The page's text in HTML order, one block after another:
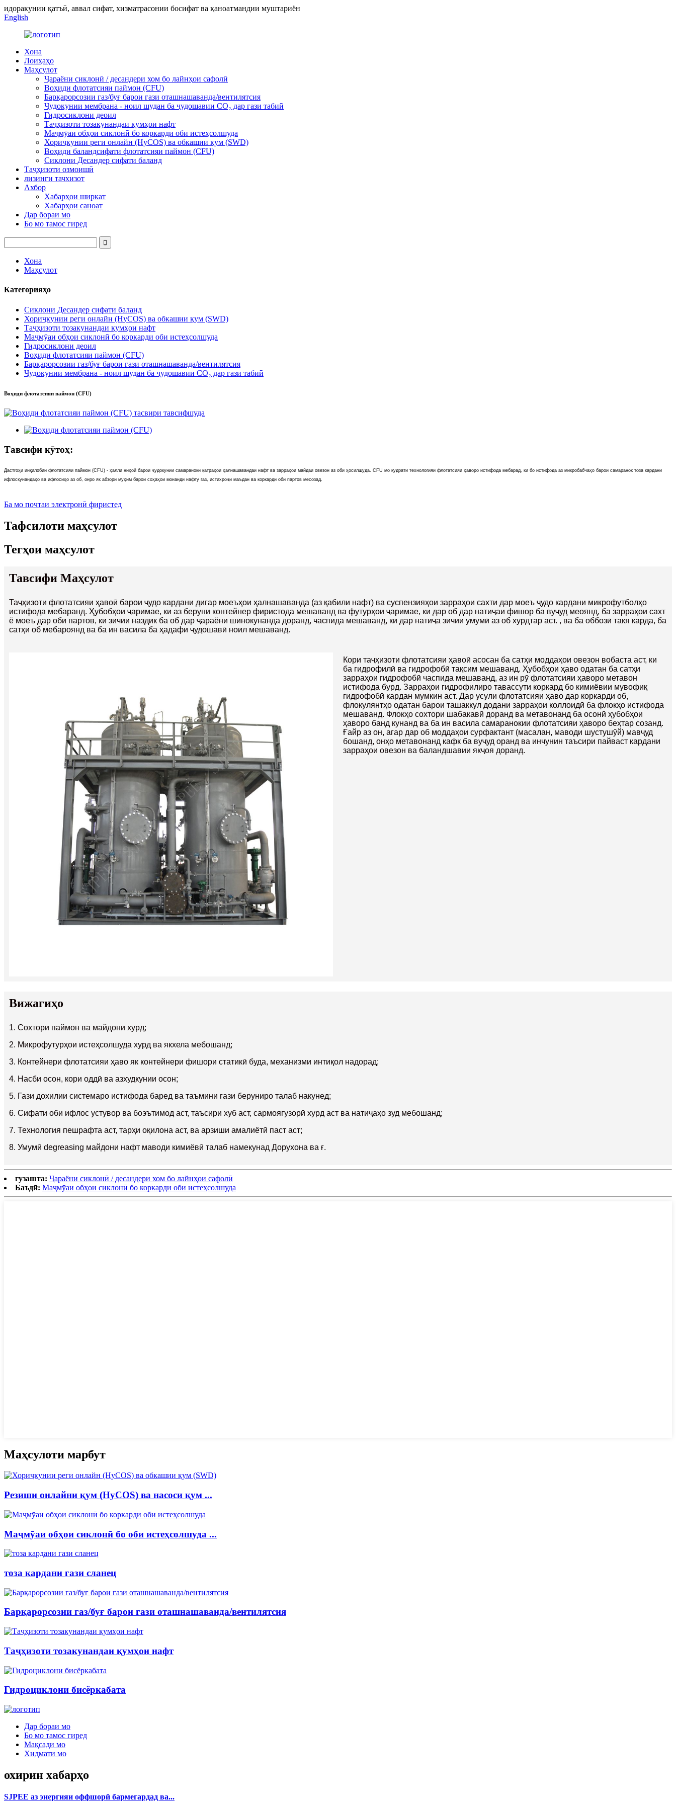
идоракунии қатъӣ, аввал сифат, хизматрасонии босифат ва қаноатмандии муштариён
English
Хона
Лоиҳаҳо
Маҳсулот
Ҷараёни сиклонӣ / десандери хом бо лайнҳои сафолӣ
Воҳиди флотатсияи паймон (CFU)
Барқарорсозии газ/буғ барои гази оташнашаванда/вентилятсия
Ҷудокунии мембрана - ноил шудан ба ҷудошавии CO₂ дар гази табиӣ
Гидросиклони деоил
Таҷҳизоти тозакунандаи қумҳои нафт
Маҷмӯаи обҳои сиклонӣ бо коркарди оби истеҳсолшуда
Хориҷкунии реги онлайн (HyCOS) ва обкашии қум (SWD)
Воҳиди баландсифати флотатсияи паймон (CFU)
Сиклони Десандер сифати баланд
Таҷҳизоти озмоишӣ
лизинги тачхизот
Ахбор
Хабарҳои ширкат
Хабарҳои саноат
Дар бораи мо
Бо мо тамос гиред
Хона
Маҳсулот
Категорияҳо
Сиклони Десандер сифати баланд
Хориҷкунии реги онлайн (HyCOS) ва обкашии қум (SWD)
Таҷҳизоти тозакунандаи қумҳои нафт
Маҷмӯаи обҳои сиклонӣ бо коркарди оби истеҳсолшуда
Гидросиклони деоил
Воҳиди флотатсияи паймон (CFU)
Барқарорсозии газ/буғ барои гази оташнашаванда/вентилятсия
Ҷудокунии мембрана - ноил шудан ба ҷудошавии CO₂ дар гази табиӣ
Воҳиди флотатсияи паймон (CFU)
Тавсифи кӯтоҳ:
Дастгоҳи инқилобии флотатсияи паймон (CFU) - ҳалли ниҳоӣ барои ҷудокунии самараноки қатраҳои ҳалнашавандаи нафт ва зарраҳои майдаи овезон аз оби ҳосилшуда. CFU мо қудрати технологияи флотатсияи ҳаворо истифода мебарад, ки бо истифода аз микробабчаҳо барои самаранок тоза кардани
ифлоскунандаҳо ва ифлосиҳо аз об, онро як абзори муҳим барои соҳаҳои монанди нафту газ, истихроҷи маъдан ва коркарди оби партов месозад.
Ба мо почтаи электронӣ фиристед
Тафсилоти маҳсулот
Тегҳои маҳсулот
Тавсифи Маҳсулот
Таҷҳизоти флотатсияи ҳавоӣ барои ҷудо кардани дигар моеъҳои ҳалнашаванда (аз қабили нафт) ва суспензияҳои зарраҳои сахти дар моеъ ҷудо кардани микрофутболҳо
истифода мебаранд. Ҳубобҳои ҷаримае, ки аз беруни контейнер фиристода мешаванд ва футурҳои ҷаримае, ки дар об дар натиҷаи фишор ба вуҷуд меоянд, ба зарраҳои сахт
ё моеъ дар оби партов, ки зичии наздик ба об дар ҷараёни шинокунанда доранд, часпида мешаванд, ки дар натиҷа зичии умумӣ аз об хурдтар аст. , ва ба оббозӣ такя карда, ба
сатҳи об мебароянд ва ба ин васила ба ҳадафи ҷудошавӣ ноил мешаванд.
Кори таҷҳизоти флотатсияи ҳавоӣ асосан ба сатҳи моддаҳои овезон вобаста аст, ки
ба гидрофилӣ ва гидрофобӣ тақсим мешаванд. Ҳубобҳои ҳаво одатан ба сатҳи
зарраҳои гидрофобӣ часпида мешаванд, аз ин рӯ флотатсияи ҳаворо метавон
истифода бурд. Зарраҳои гидрофилиро тавассути коркард бо кимиёвии мувофиқ
гидрофобӣ кардан мумкин аст. Дар усули флотатсияи ҳаво дар коркарди об,
флокулянтҳо одатан барои ташаккул додани зарраҳои коллоидӣ ба флокҳо истифода
мешаванд. Флокҳо сохтори шабакавӣ доранд ва метавонанд ба осонӣ ҳубобҳои
ҳаворо банд кунанд ва ба ин васила самаранокии флотатсияи ҳаворо беҳтар созанд.
Ғайр аз он, агар дар об моддаҳои сурфактант (масалан, маводи шустушӯй) мавҷуд
бошанд, онҳо метавонанд кафк ба вуҷуд оранд ва инчунин таъсири пайваст кардани
зарраҳои овезон ва баландшавии якҷоя доранд.
Вижагиҳо
1. Сохтори паймон ва майдони хурд;
2. Микрофутурҳои истеҳсолшуда хурд ва якхела мебошанд;
3. Контейнери флотатсияи ҳаво як контейнери фишори статикӣ буда, механизми интиқол надорад;
4. Насби осон, кори оддӣ ва азхудкунии осон;
5. Гази дохилии системаро истифода баред ва таъмини гази беруниро талаб накунед;
6. Сифати оби ифлос устувор ва боэътимод аст, таъсири хуб аст, сармоягузорӣ хурд аст ва натиҷаҳо зуд мебошанд;
7. Технология пешрафта аст, тарҳи оқилона аст, ва арзиши амалиётӣ паст аст;
8. Умумӣ degreasing майдони нафт маводи кимиёвӣ талаб намекунад Дорухона ва ғ.
гузашта: Ҷараёни сиклонӣ / десандери хом бо лайнҳои сафолӣ
Баъдӣ: Маҷмӯаи обҳои сиклонӣ бо коркарди оби истеҳсолшуда
Маҳсулоти марбут
Резиши онлайни қум (HyCOS) ва насоси қум ...
Маҷмӯаи обҳои сиклонӣ бо оби истеҳсолшуда ...
тоза кардани гази сланец
Барқарорсозии газ/буғ барои гази оташнашаванда/вентилятсия
Таҷҳизоти тозакунандаи қумҳои нафт
Гидроциклони бисёркабата
Дар бораи мо
Бо мо тамос гиред
Мақсади мо
Хидмати мо
охирин хабарҳо
SJPEE аз энергияи оффшорӣ бармегардад ва...